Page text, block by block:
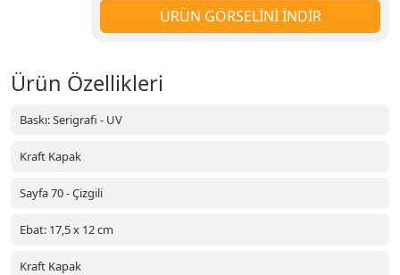
ÜRÜN GÖRSELİNİ İNDİR
Ürün Özellikleri
Baskı: Serigrafi - UV
Kraft Kapak
Sayfa 70 - Çizgili
Ebat: 17,5 x 12 cm
Kraft Kapak